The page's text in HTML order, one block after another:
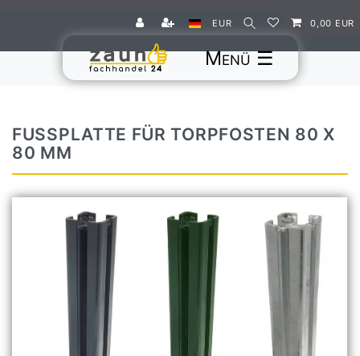
EUR 0,00 EUR
☰
FUSSPLATTE FÜR TORPFOSTEN 80 X 8
0 MM